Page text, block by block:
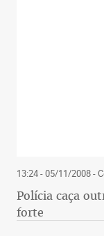
13:24 - 05/11/2008-
Polícia caça
forte